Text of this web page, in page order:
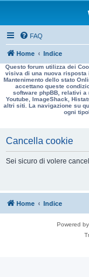
FAQ
Home Indice
Questo forum utilizza dei
visiva di una nuova risposta
Mantenimento dello stato
accettano queste
software phpBB, relativi a
Youtube, ImageShack,
altri siti. La navigazione su
ogni
Cancella cookie
Sei sicuro di volere
Home Indice
Powered by